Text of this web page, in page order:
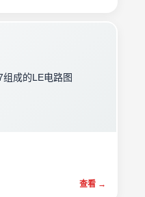
查看 →